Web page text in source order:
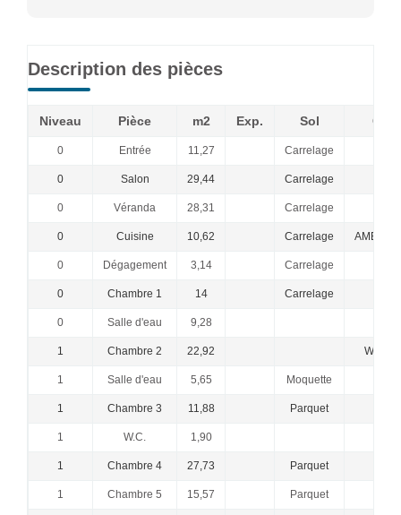
Description des pièces
Niveau Pièce m2 Exp. Sol
0 Entrée 11,27 Carrelage
0 Salon 29,44 Carrelage
0 Véranda 28,31 Carrelage
0 Cuisine 10,62 Carrelage
0 Dégagement 3,14 Carrelage
0 Chambre 1 14 Carrelage
0 Salle d'eau 9,28
1 Chambre 2 22,92 WC +
1 Salle d'eau 5,65 Moquette
1 Chambre 3 11,88 Parquet
1 W.C. 1,90
1 Chambre 4 27,73 Parquet
1 Chambre 5 15,57 Parquet